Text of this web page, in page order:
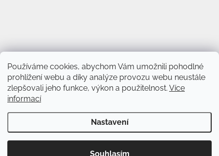
Používáme cookies, abychom Vám umožnili pohodlné
prohlížení webu a díky analýze provozu webu neustále
zlepšovali jeho funkce, výkon a použitelnost. Více
informací
Nastavení
Souhlasím
Vytvořil Shoptet